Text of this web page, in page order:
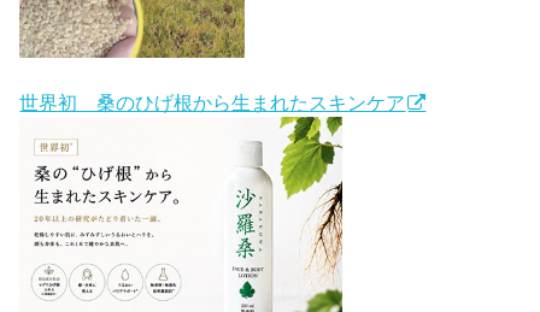
世界初 桑のひげ根から生まれたスキンケア